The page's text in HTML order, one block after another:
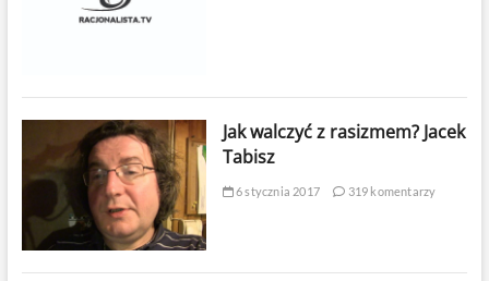
Jak walczyć z rasizmem? Jacek
Tabisz
6 stycznia 2017 319 komentarzy